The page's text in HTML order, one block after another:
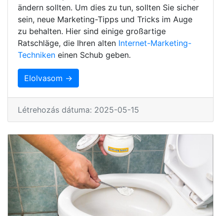
ändern sollten. Um dies zu tun, sollten Sie sicher
sein, neue Marketing-Tipps und Tricks im Auge
zu behalten. Hier sind einige großartige
Ratschläge, die Ihren alten Internet-Marketing-
Techniken einen Schub geben.
Elolvasom →
Létrehozás dátuma: 2025-05-15